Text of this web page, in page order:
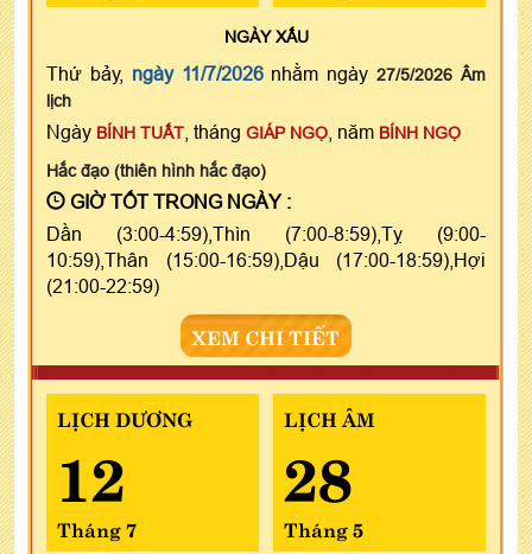
NGÀYXẤU
Thứ bảy, ngày 11/7/2026nhằm ngày27/5/2026 Âm
lịch
Ngày BÍNH TUẤT , tháng GIÁP NGỌ , năm BÍNH NGỌ
Hắc đạo (thiên hình hắc đạo)
GIỜ TỐT TRONG NGÀY :
Dần (3:00-4:59),Thìn (7:00-8:59),Tỵ (9:00-
10:59),Thân (15:00-16:59),Dậu (17:00-18:59),Hợi
(21:00-22:59)
XEM CHI TIẾT
LỊCH DƯƠNG
12
Tháng 7
LỊCH ÂM
28
Tháng 5